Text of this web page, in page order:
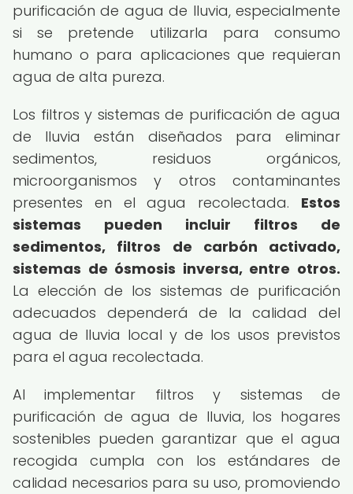
purificación de agua de lluvia, especialmente
si se pretende utilizarla para consumo
humano o para aplicaciones que requieran
agua de alta pureza.
Los filtros y sistemas de purificación de agua
de lluvia están diseñados para eliminar
sedimentos, residuos orgánicos,
microorganismos y otros contaminantes
presentes en el agua recolectada. Estos
sistemas pueden incluir filtros de
sedimentos, filtros de carbón activado,
sistemas de ósmosis inversa, entre otros.
La elección de los sistemas de purificación
adecuados dependerá de la calidad del
agua de lluvia local y de los usos previstos
para el agua recolectada.
Al implementar filtros y sistemas de
purificación de agua de lluvia, los hogares
sostenibles pueden garantizar que el agua
recogida cumpla con los estándares de
calidad necesarios para su uso, promoviendo